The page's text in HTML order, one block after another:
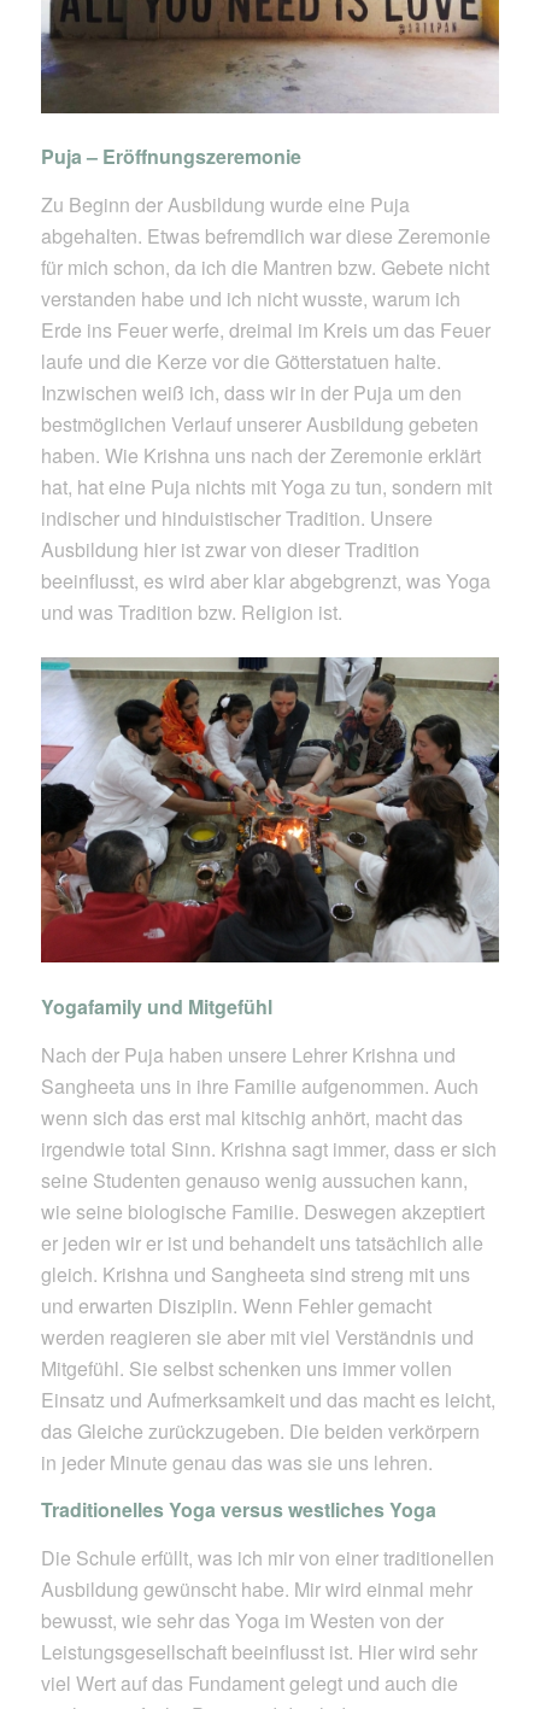
Puja – Eröffnungszeremonie
Zu Beginn der Ausbildung wurde eine Puja
abgehalten. Etwas befremdlich war diese Zeremonie
für mich schon, da ich die Mantren bzw. Gebete nicht
verstanden habe und ich nicht wusste, warum ich
Erde ins Feuer werfe, dreimal im Kreis um das Feuer
laufe und die Kerze vor die Götterstatuen halte.
Inzwischen weiß ich, dass wir in der Puja um den
bestmöglichen Verlauf unserer Ausbildung gebeten
haben. Wie Krishna uns nach der Zeremonie erklärt
hat, hat eine Puja nichts mit Yoga zu tun, sondern mit
indischer und hinduistischer Tradition. Unsere
Ausbildung hier ist zwar von dieser Tradition
beeinflusst, es wird aber klar abgebgrenzt, was Yoga
und was Tradition bzw. Religion ist.
Yogafamily und Mitgefühl
Nach der Puja haben unsere Lehrer Krishna und
Sangheeta uns in ihre Familie aufgenommen. Auch
wenn sich das erst mal kitschig anhört, macht das
irgendwie total Sinn. Krishna sagt immer, dass er sich
seine Studenten genauso wenig aussuchen kann,
wie seine biologische Familie. Deswegen akzeptiert
er jeden wir er ist und behandelt uns tatsächlich alle
gleich. Krishna und Sangheeta sind streng mit uns
und erwarten Disziplin. Wenn Fehler gemacht
werden reagieren sie aber mit viel Verständnis und
Mitgefühl. Sie selbst schenken uns immer vollen
Einsatz und Aufmerksamkeit und das macht es leicht,
das Gleiche zurückzugeben. Die beiden verkörpern
in jeder Minute genau das was sie uns lehren.
Traditionelles Yoga versus westliches Yoga
Die Schule erfüllt, was ich mir von einer traditionellen
Ausbildung gewünscht habe. Mir wird einmal mehr
bewusst, wie sehr das Yoga im Westen von der
Leistungsgesellschaft beeinflusst ist. Hier wird sehr
viel Wert auf das Fundament gelegt und auch die